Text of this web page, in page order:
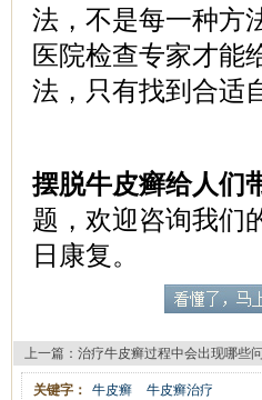
法，不是每一种方
医院检查专家才能
法，只有找到合适
摆脱牛皮癣给人们
题，欢迎咨询我们
日康复。
上一篇： 治疗牛皮癣过程中会出现哪些
关键字： 牛皮癣 牛皮癣治疗